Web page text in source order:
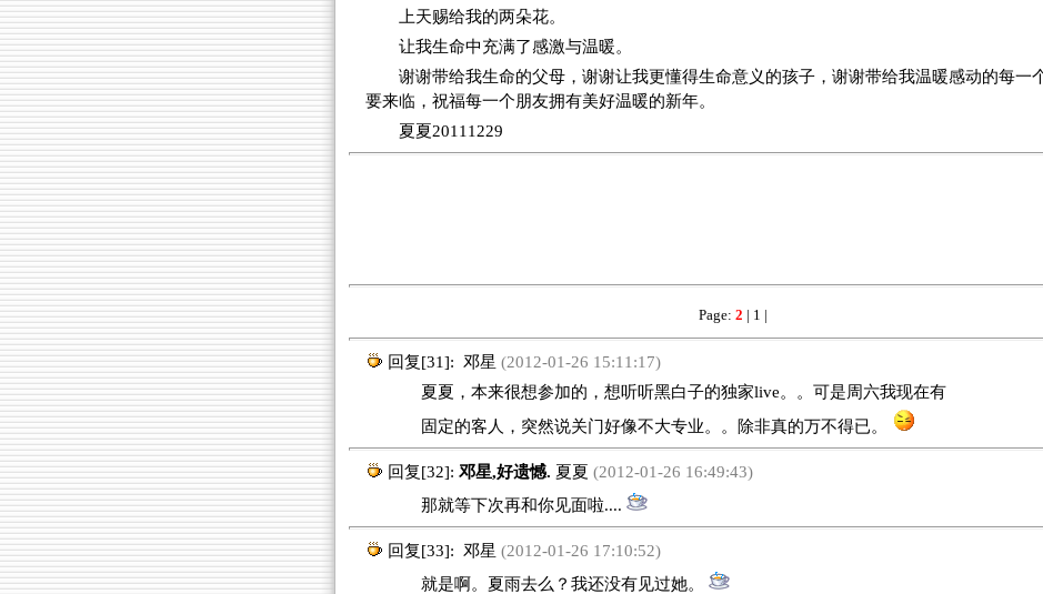
上天赐给我的两朵花。
让我生命中充满了感激与温暖。
谢谢带给我生命的父母，谢谢让我更懂得生命意义的孩子，谢谢带给我温暖感动的每一
要来临，祝福每一个朋友拥有美好温暖的新年。
夏夏20111229
Page: 2 1
回复[31]: 邓星 (2012-01-26 15:11:17)
夏夏，本来很想参加的，想听听黑白子的独家live。。可是周六我现在有
固定的客人，突然说关门好像不大专业。。除非真的万不得已。
回复[32]: 邓星,好遗憾. 夏夏 (2012-01-26 16:49:43)
那就等下次再和你见面啦....
回复[33]: 邓星 (2012-01-26 17:10:52)
就是啊。夏雨去么？我还没有见过她。